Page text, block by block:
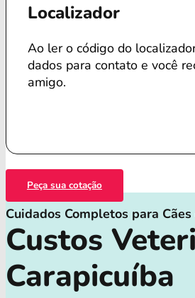
Localizador
Ao ler o código do
dados para contato e você
amigo.
Peça sua cotação
Cuidados Completos para Cães
Custos
Carapicuíba